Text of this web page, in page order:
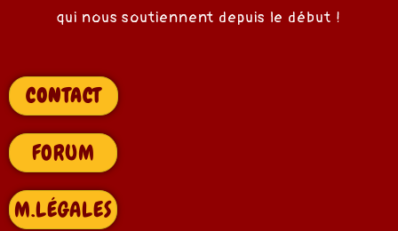
qui nous soutiennent depuis le début !
CONTACT
FORUM
M.LÉGALES